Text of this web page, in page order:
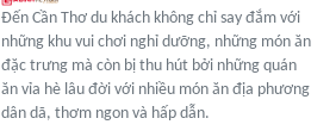
Đến Cần Thơ du khách không chỉ say đắm với
những khu vui chơi nghỉ dưỡng, những món ăn
đặc trưng mà còn bị thu hút bởi những quán
ăn vỉa hè lâu đời với nhiều món ăn địa phương
dân dã, thơm ngon và hấp dẫn.